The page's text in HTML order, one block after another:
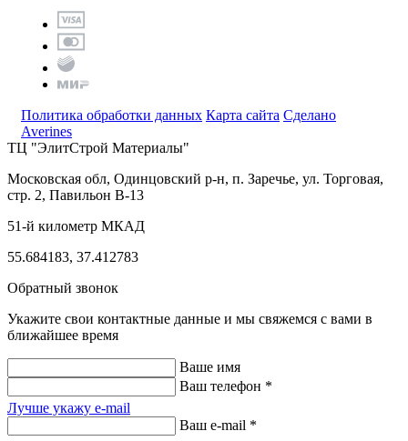
Политика обработки данных Карта сайта Сделано
Averines
ТЦ "ЭлитСтрой Материалы"
Московская обл, Одинцовский р-н, п. Заречье, ул. Торговая,
стр. 2, Павильон В-13
51-й километр МКАД
55.684183, 37.412783
Обратный звонок
Укажите свои контактные данные и мы свяжемся с вами в
ближайшее время
Ваше имя
Ваш телефон *
Лучше укажу e-mail
Ваш e-mail *